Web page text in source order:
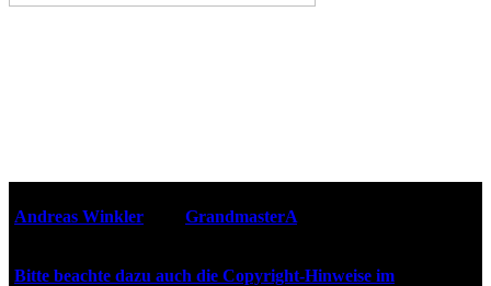
Andreas Winkler
GrandmasterA
Bitte beachte dazu auch die Copyright-Hinweise im